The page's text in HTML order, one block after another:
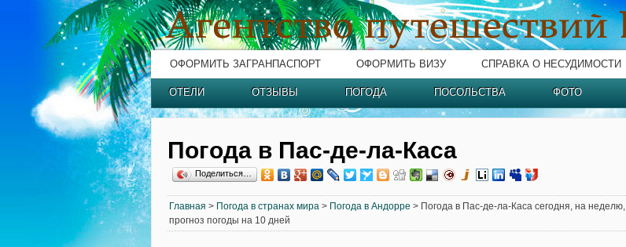
ОФОРМИТЬ ЗАГРАНПАСПОРТ ОФОРМИТЬ ВИЗУ СПРАВКА О НЕСУДИМОСТИ
ОТЕЛИ ОТЗЫВЫ ПОГОДА ПОСОЛЬСТВА ФОТО
Погода в Пас-де-ла-Каса
Поделиться…
Главная > Погода в странах мира > Погода в Андорре > Погода в Пас-де-ла-Каса сегодня, на неделю,
прогноз погоды на 10 дней